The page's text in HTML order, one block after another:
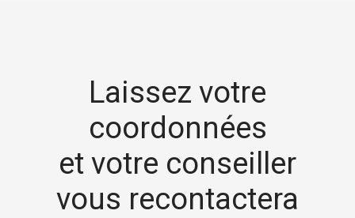
Laissez votre
coordonnées
et votre conseiller
vous recontactera